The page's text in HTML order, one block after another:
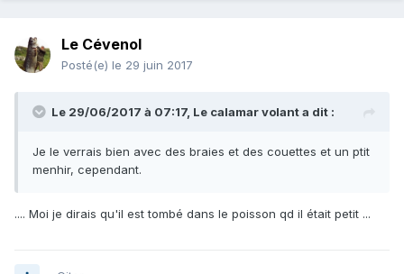
Le Cévenol
Posté(e) le 29 juin 2017
Le 29/06/2017 à 07:17, Le calamar volant a dit :
Je le verrais bien avec des braies et des couettes et un ptit
menhir, cependant.
.... Moi je dirais qu'il est tombé dans le poisson qd il était petit ...